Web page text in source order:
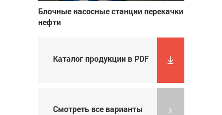
Блочные насосные станции перекачки
нефти
Каталог продукции в PDF
Смотреть все варианты